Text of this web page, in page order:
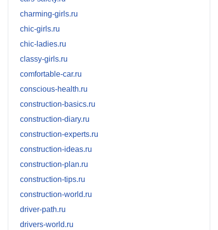
charming-girls.ru
chic-girls.ru
chic-ladies.ru
classy-girls.ru
comfortable-car.ru
conscious-health.ru
construction-basics.ru
construction-diary.ru
construction-experts.ru
construction-ideas.ru
construction-plan.ru
construction-tips.ru
construction-world.ru
driver-path.ru
drivers-world.ru